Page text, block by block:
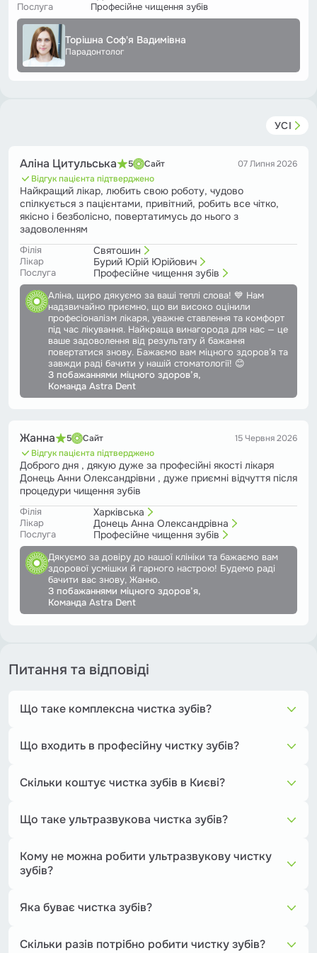
Послуга
Професійне чищення зубів
Торішна Соф'я Вадимівна
Парадонтолог
УСІ
Аліна Цитульська 5 Сайт
07 Липня 2026
Відгук пацієнта підтверджено
Найкращий лікар, любить свою роботу, чудово
спілкується з пацієнтами, привітний, робить все чітко,
якісно і безболісно, повертатимусь до нього з
задоволенням
Філія Святошин
Лікар Бурий Юрій Юрійович
Послуга Професійне чищення зубів
Аліна, щиро дякуємо за ваші теплі слова! 💙 Нам
надзвичайно приємно, що ви високо оцінили
професіоналізм лікаря, уважне ставлення та комфорт
під час лікування. Найкраща винагорода для нас — це
ваше задоволення від результату й бажання
повертатися знову. Бажаємо вам міцного здоров’я та
завжди раді бачити у нашій стоматології! 😊
З побажаннями міцного здоров’я,
Команда Astra Dent
Жанна 5 Сайт
15 Червня 2026
Відгук пацієнта підтверджено
Доброго дня , дякую дуже за професійні якості лікаря
Донець Анни Олександрівни , дуже приємні відчуття після
процедури чищення зубів
Філія Харківська
Лікар Донець Анна Олександрівна
Послуга Професійне чищення зубів
Дякуємо за довіру до нашої клініки та бажаємо вам
здорової усмішки й гарного настрою! Будемо раді
бачити вас знову, Жанно.
З побажаннями міцного здоров’я,
Команда Astra Dent
Питання та відповіді
Що таке комплексна чистка зубів?
зубного каменю та пігментації за допомогою
ультразвуку, AirFlow та полірування.
Що входить в професійну чистку зубів?
зубного каменю; AirFlow — очищення м’якого нальоту та
пігментації; полірування та фторування для захисту
Скільки коштує чистка зубів в Києві?
методики та клініки.
Що таке ультразвукова чистка зубів?
ультразвукових хвиль, які розбивають тверді відкладення
без пошкодження емалі.
Кому не можна робити ультразвукову чистку
зубів?
важка форма пародонтиту, кардіостимулятор, підвищена
чутливість емалі.
Яка буває чистка зубів?
за допомогою спеціального порошку), лазерна
(безконтактне очищення нальоту), механічна (ручне
Скільки разів потрібно робити чистку зубів?